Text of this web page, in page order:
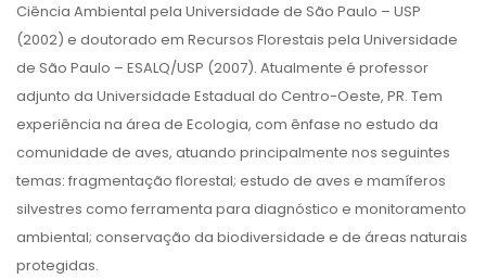
Ciência Ambiental pela Universidade de São Paulo – USP
(2002) e doutorado em Recursos Florestais pela Universidade
de São Paulo – ESALQ/USP (2007). Atualmente é professor
adjunto da Universidade Estadual do Centro-Oeste, PR. Tem
experiência na área de Ecologia, com ênfase no estudo da
comunidade de aves, atuando principalmente nos seguintes
temas: fragmentação florestal; estudo de aves e mamíferos
silvestres como ferramenta para diagnóstico e monitoramento
ambiental; conservação da biodiversidade e de áreas naturais
protegidas.